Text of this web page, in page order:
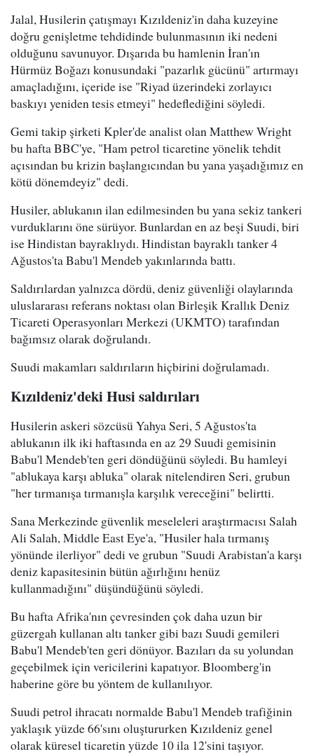
Jalal, Husilerin çatışmayı Kızıldeniz'in daha kuzeyine
doğru genişletme tehdidinde bulunmasının iki nedeni
olduğunu savunuyor. Dışarıda bu hamlenin İran'ın
Hürmüz Boğazı konusundaki "pazarlık gücünü" artırmayı
amaçladığını, içeride ise "Riyad üzerindeki zorlayıcı
baskıyı yeniden tesis etmeyi" hedeflediğini söyledi.
Gemi takip şirketi Kpler'de analist olan Matthew Wright
bu hafta BBC'ye, "Ham petrol ticaretine yönelik tehdit
açısından bu krizin başlangıcından bu yana yaşadığımız en
kötü dönemdeyiz" dedi.
Husiler, ablukanın ilan edilmesinden bu yana sekiz tankeri
vurduklarını öne sürüyor. Bunlardan en az beşi Suudi, biri
ise Hindistan bayraklıydı. Hindistan bayraklı tanker 4
Ağustos'ta Babu'l Mendeb yakınlarında battı.
Saldırılardan yalnızca dördü, deniz güvenliği olaylarında
uluslararası referans noktası olan Birleşik Krallık Deniz
Ticareti Operasyonları Merkezi (UKMTO) tarafından
bağımsız olarak doğrulandı.
Suudi makamları saldırıların hiçbirini doğrulamadı.
Kızıldeniz'deki Husi saldırıları
Husilerin askeri sözcüsü Yahya Seri, 5 Ağustos'ta
ablukanın ilk iki haftasında en az 29 Suudi gemisinin
Babu'l Mendeb'ten geri döndüğünü söyledi. Bu hamleyi
"ablukaya karşı abluka" olarak nitelendiren Seri, grubun
"her tırmanışa tırmanışla karşılık vereceğini" belirtti.
Sana Merkezinde güvenlik meseleleri araştırmacısı Salah
Ali Salah, Middle East Eye'a, "Husiler hala tırmanış
yönünde ilerliyor" dedi ve grubun "Suudi Arabistan'a karşı
deniz kapasitesinin bütün ağırlığını henüz
kullanmadığını" düşündüğünü söyledi.
Bu hafta Afrika'nın çevresinden çok daha uzun bir
güzergah kullanan altı tanker gibi bazı Suudi gemileri
Babu'l Mendeb'ten geri dönüyor. Bazıları da su yolundan
geçebilmek için vericilerini kapatıyor. Bloomberg'in
haberine göre bu yöntem de kullanılıyor.
Suudi petrol ihracatı normalde Babu'l Mendeb trafiğinin
yaklaşık yüzde 66'sını oluştururken Kızıldeniz genel
olarak küresel ticaretin yüzde 10 ila 12'sini taşıyor.